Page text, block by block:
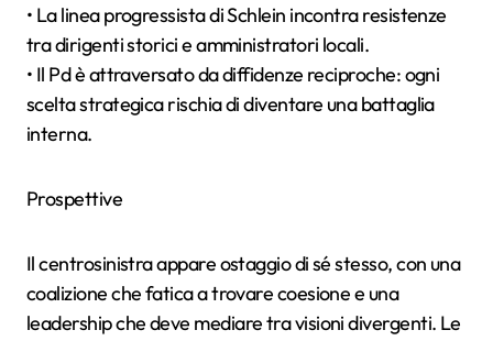
• La linea progressista di Schlein incontra resistenze
tra dirigenti storici e amministratori locali.
• Il Pd è attraversato da diffidenze reciproche: ogni
scelta strategica rischia di diventare una battaglia
interna.
Prospettive
Il centrosinistra appare ostaggio di sé stesso, con una
coalizione che fatica a trovare coesione e una
leadership che deve mediare tra visioni divergenti. Le